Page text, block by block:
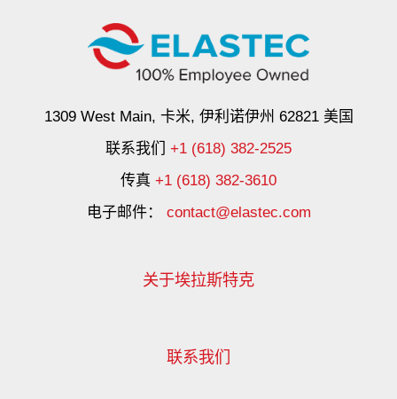
1309 West Main, 卡米, 伊利诺伊州 62821 美国
联系我们 +1 (618) 382-2525
传真 +1 (618) 382-3610
电子邮件： contact@elastec.com
关于埃拉斯特克
联系我们